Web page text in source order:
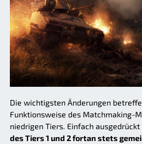
Die wichtigsten Änderungen
Funktionsweise des Matchmaking-
niedrigen Tiers. Einfach
des Tiers 1 und 2 fortan stets